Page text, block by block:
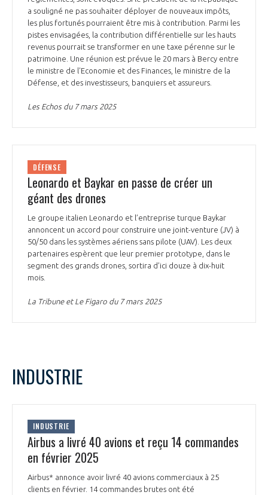
a souligné ne pas souhaiter déployer de nouveaux impôts,
les plus fortunés pourraient être mis à contribution. Parmi les
pistes envisagées, la contribution différentielle sur les hauts
revenus pourrait se transformer en une taxe pérenne sur le
patrimoine. Une réunion est prévue le 20 mars à Bercy entre
le ministre de l'Economie et des Finances, le ministre de la
Défense, et des investisseurs, banquiers et assureurs.
Les Echos du 7 mars 2025
DÉFENSE
Leonardo et Baykar en passe de créer un
géant des drones
Le groupe italien Leonardo et l’entreprise turque Baykar
annoncent un accord pour construire une joint-venture (JV) à
50/50 dans les systèmes aériens sans pilote (UAV). Les deux
partenaires espèrent que leur premier prototype, dans le
segment des grands drones, sortira d’ici douze à dix-huit
mois.
La Tribune et Le Figaro du 7 mars 2025
INDUSTRIE
INDUSTRIE
Airbus a livré 40 avions et reçu 14 commandes
en février 2025
Airbus* annonce avoir livré 40 avions commerciaux à 25
clients en février. 14 commandes brutes ont été